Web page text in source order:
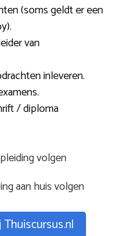
(soms geldt er een
van
inleveren.
/ diploma
volgen
aan huis volgen